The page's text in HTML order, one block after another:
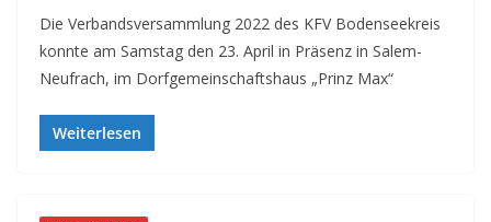
Die Verbandsversammlung 2022 des KFV Bodenseekreis
konnte am Samstag den 23. April in Präsenz in Salem-
Neufrach, im Dorfgemeinschaftshaus „Prinz Max“
Weiterlesen